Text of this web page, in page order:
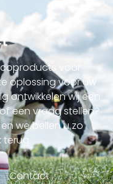
voor
oplossing voor uw
ontwikkelen wij een
een vraag stellen?
we bellen u zo
terug.
Contact